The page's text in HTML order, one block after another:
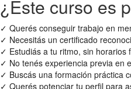
¿Este curso es
✓ Querés conseguir trabajo en
✓ Necesitás un certificado
✓ Estudiás a tu ritmo, sin horarios
✓ No tenés experiencia previa en
✓ Buscás una formación práctica
✓ Querés potenciar tu perfil para